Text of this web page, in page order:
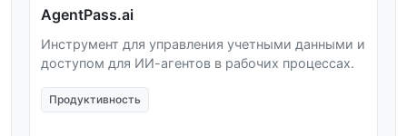
AgentPass.ai
Инструмент для управления учетными данными и
доступом для ИИ-агентов в рабочих процессах.
Продуктивность